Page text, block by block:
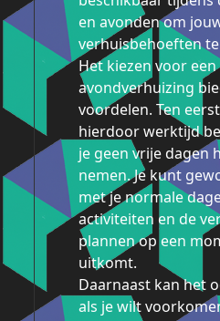
en avonden om
verhuisbehoeften
Het kiezen voor
avondverhuizing
voordelen. Ten
hierdoor werktijd
je geen vrije dagen
nemen. Je kunt
met je normale
activiteiten en de
plannen op een
uitkomt.
Daarnaast kan het
als je wilt